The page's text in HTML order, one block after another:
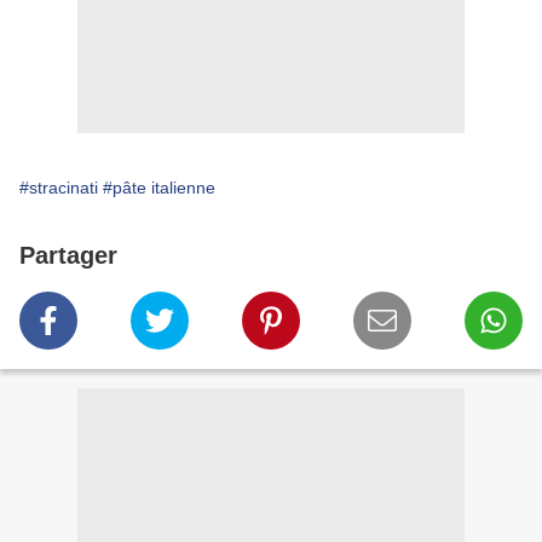
#stracinati #pâte italienne
Partager